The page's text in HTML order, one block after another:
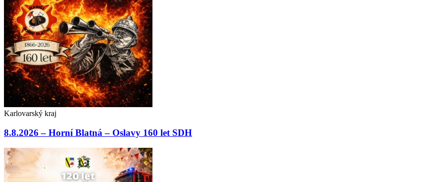
Karlovarský kraj
8.8.2026 – Horní Blatná – Oslavy 160 let SDH